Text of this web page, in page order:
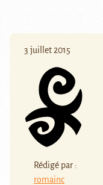
3 juillet 2015
Rédigé par :
romainc